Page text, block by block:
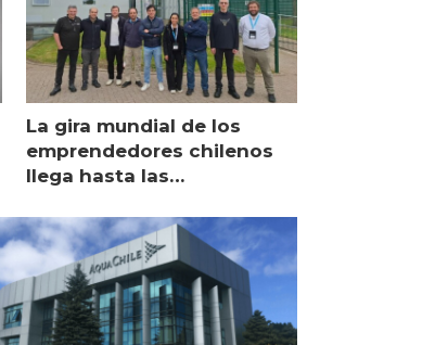
La gira mundial de los
emprendedores chilenos
llega hasta las
Escocia